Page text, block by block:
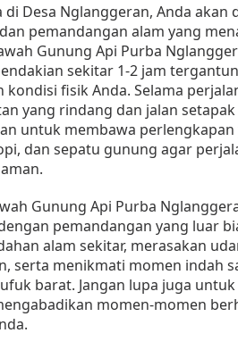
di Desa Nglanggeran, Anda akan
pemandangan alam yang
Gunung Api Purba
sekitar 1-2 jam
kondisi fisik Anda. Selama
yang rindang dan jalan
untuk membawa
dan sepatu gunung agar
Gunung Api Purba
pemandangan yang luar
alam sekitar, merasakan
serta menikmati momen indah
barat. Jangan lupa juga
momen-momen